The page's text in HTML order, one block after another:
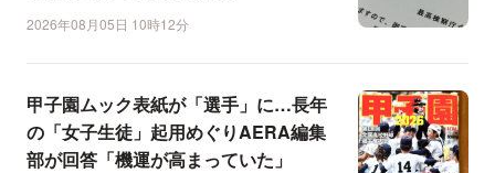
2026年08月05日 10時12分
甲子園ムック表紙が「選手」に…長年
の「女子生徒」起用めぐりAERA編集
部が回答「機運が高まっていた」